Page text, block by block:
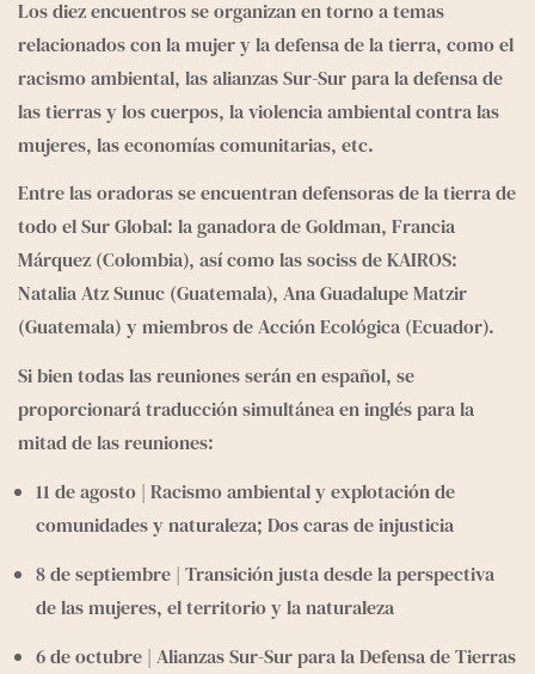
Los diez encuentros se organizan en torno a temas
relacionados con la mujer y la defensa de la tierra, como el
racismo ambiental, las alianzas Sur-Sur para la defensa de
las tierras y los cuerpos, la violencia ambiental contra las
mujeres, las economías comunitarias, etc.
Entre las oradoras se encuentran defensoras de la tierra de
todo el Sur Global: la ganadora de Goldman, Francia
Márquez (Colombia), así como las sociss de KAIROS:
Natalia Atz Sunuc (Guatemala), Ana Guadalupe Matzir
(Guatemala) y miembros de Acción Ecológica (Ecuador).
Si bien todas las reuniones serán en español, se
proporcionará traducción simultánea en inglés para la
mitad de las reuniones:
11 de agosto | Racismo ambiental y explotación de
comunidades y naturaleza; Dos caras de injusticia
8 de septiembre | Transición justa desde la perspectiva
de las mujeres, el territorio y la naturaleza
6 de octubre | Alianzas Sur-Sur para la Defensa de Tierras